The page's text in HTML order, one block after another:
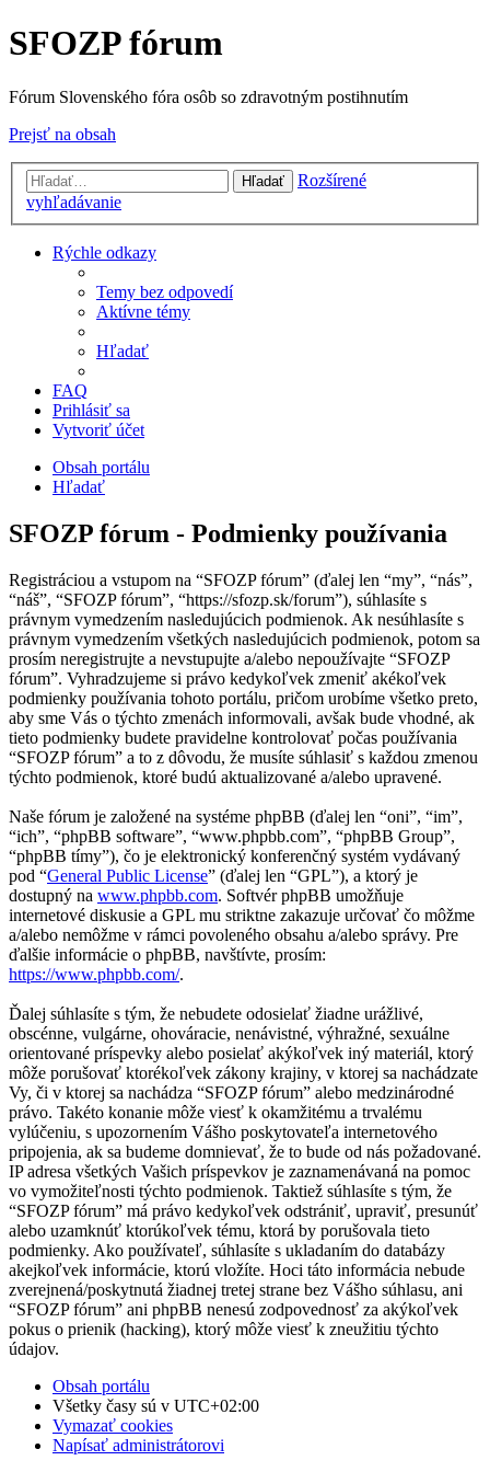
SFOZP fórum
Fórum Slovenského fóra osôb so zdravotným postihnutím
Prejsť na obsah
Hľadať
Rozšírené
vyhľadávanie
Rýchle odkazy
Temy bez odpovedí
Aktívne témy
Hľadať
FAQ
Prihlásiť sa
Vytvoriť účet
Obsah portálu
Hľadať
SFOZP fórum - Podmienky používania
Registráciou a vstupom na “SFOZP fórum” (ďalej len “my”, “nás”,
“náš”, “SFOZP fórum”, “https://sfozp.sk/forum”), súhlasíte s
právnym vymedzením nasledujúcich podmienok. Ak nesúhlasíte s
právnym vymedzením všetkých nasledujúcich podmienok, potom sa
prosím neregistrujte a nevstupujte a/alebo nepoužívajte “SFOZP
fórum”. Vyhradzujeme si právo kedykoľvek zmeniť akékoľvek
podmienky používania tohoto portálu, pričom urobíme všetko preto,
aby sme Vás o týchto zmenách informovali, avšak bude vhodné, ak
tieto podmienky budete pravidelne kontrolovať počas používania
“SFOZP fórum” a to z dôvodu, že musíte súhlasiť s každou zmenou
týchto podmienok, ktoré budú aktualizované a/alebo upravené.
Naše fórum je založené na systéme phpBB (ďalej len “oni”, “im”,
“ich”, “phpBB software”, “www.phpbb.com”, “phpBB Group”,
“phpBB tímy”), čo je elektronický konferenčný systém vydávaný
pod “General Public License” (ďalej len “GPL”), a ktorý je
dostupný na www.phpbb.com. Softvér phpBB umožňuje
internetové diskusie a GPL mu striktne zakazuje určovať čo môžme
a/alebo nemôžme v rámci povoleného obsahu a/alebo správy. Pre
ďalšie informácie o phpBB, navštívte, prosím:
https://www.phpbb.com/.
Ďalej súhlasíte s tým, že nebudete odosielať žiadne urážlivé,
obscénne, vulgárne, ohováracie, nenávistné, výhražné, sexuálne
orientované príspevky alebo posielať akýkoľvek iný materiál, ktorý
môže porušovať ktorékoľvek zákony krajiny, v ktorej sa nachádzate
Vy, či v ktorej sa nachádza “SFOZP fórum” alebo medzinárodné
právo. Takéto konanie môže viesť k okamžitému a trvalému
vylúčeniu, s upozornením Vášho poskytovateľa internetového
pripojenia, ak sa budeme domnievať, že to bude od nás požadované.
IP adresa všetkých Vašich príspevkov je zaznamenávaná na pomoc
vo vymožiteľnosti týchto podmienok. Taktiež súhlasíte s tým, že
“SFOZP fórum” má právo kedykoľvek odstrániť, upraviť, presunúť
alebo uzamknúť ktorúkoľvek tému, ktorá by porušovala tieto
podmienky. Ako používateľ, súhlasíte s ukladaním do databázy
akejkoľvek informácie, ktorú vložíte. Hoci táto informácia nebude
zverejnená/poskytnutá žiadnej tretej strane bez Vášho súhlasu, ani
“SFOZP fórum” ani phpBB nenesú zodpovednosť za akýkoľvek
pokus o prienik (hacking), ktorý môže viesť k zneužitiu týchto
údajov.
Obsah portálu
Všetky časy sú v UTC+02:00
Vymazať cookies
Napísať administrátorovi